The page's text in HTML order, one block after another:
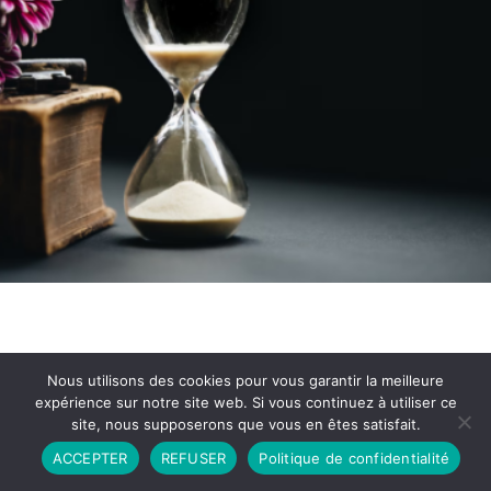
Partenariat Contact
Politique de Confidentialité
CGU
Copyright © 2026 - Propulsé par DIEUDUDIABLE
Nous utilisons des cookies pour vous garantir la meilleure
expérience sur notre site web. Si vous continuez à utiliser ce
site, nous supposerons que vous en êtes satisfait.
ACCEPTER
REFUSER Politique de confidentialité